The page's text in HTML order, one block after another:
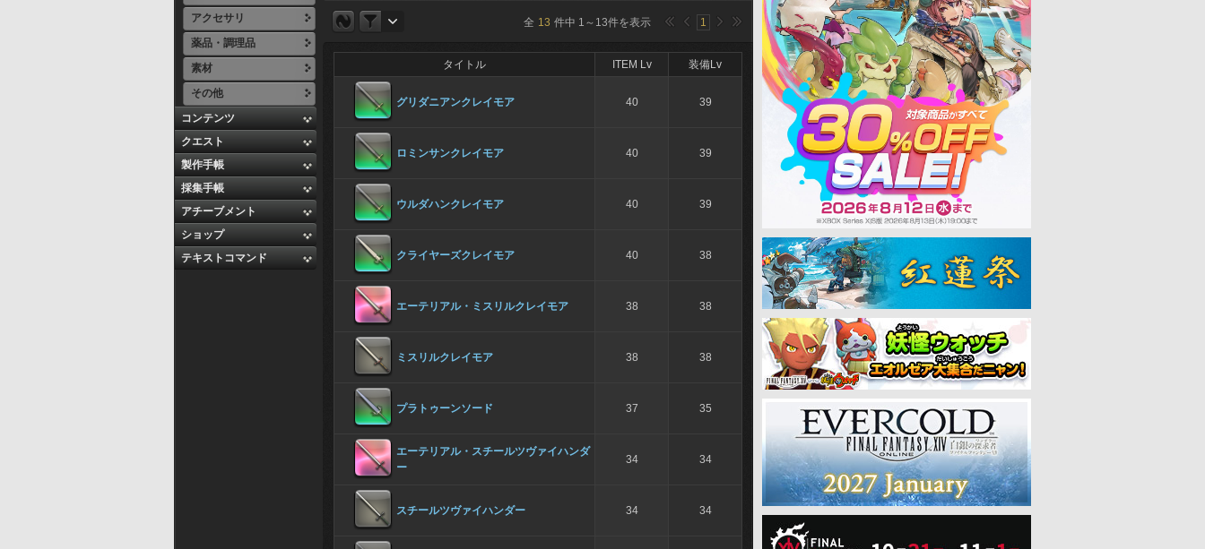
アクセサリ
薬品・調理品
素材
その他
コンテンツ
クエスト
製作手帳
採集手帳
アチーブメント
ショップ
テキストコマンド
全 13 件中 1 ～ 13件を表示 1
タイトル ITEM Lv 装備Lv
グリダニアンクレイモア 40 39
ロミンサンクレイモア 40 39
ウルダハンクレイモア 40 39
クライヤーズクレイモア 40 38
エーテリアル・ミスリルクレイモア 38 38
ミスリルクレイモア 38 38
プラトゥーンソード 37 35
エーテリアル・スチールツヴァイハンダ
ー
34 34
スチールツヴァイハンダー 34 34